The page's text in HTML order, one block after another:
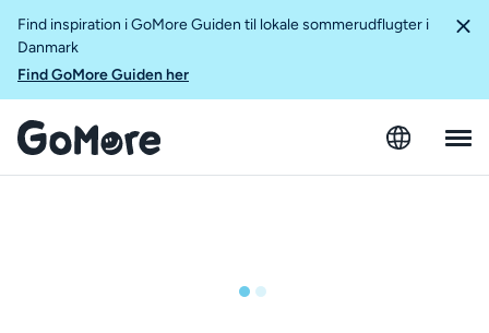
Find inspiration i GoMore Guiden til lokale sommerudflugter i
Danmark
Find GoMore Guiden her